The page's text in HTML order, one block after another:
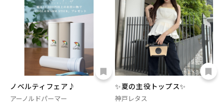
ノベルティフェア♪
アーノルドパーマー
✨夏の主役トップス✨
神戸レタス